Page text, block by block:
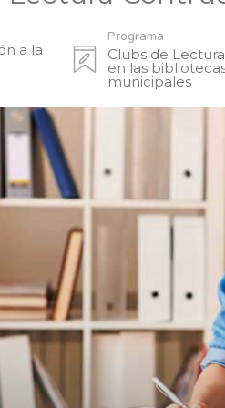
a la
Programa
Clubs de Lectura
en las
municipales